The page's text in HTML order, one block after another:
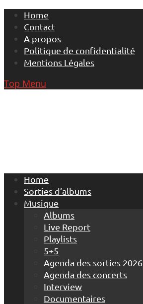
Skip
content
Home
Contact
A propos
Politique de confidentialité
Mentions Légales
Top Menu
Home
Sorties d’albums
Musique
Albums
Live Report
Playlists
5+5
Agenda des sorties 2026
Agenda des concerts
Interview
Documentaires